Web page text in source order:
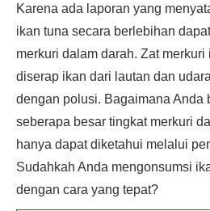
Karena ada laporan yang
ikan tuna secara berlebihan
merkuri dalam darah. Zat
diserap ikan dari lautan dan
dengan polusi. Bagaimana Anda
seberapa besar tingkat merkuri
hanya dapat diketahui melalui
Sudahkah Anda mengonsumsi
dengan cara yang tepat?